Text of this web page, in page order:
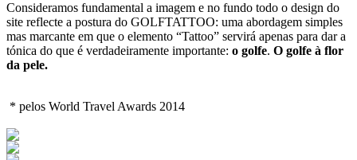
Consideramos fundamental a imagem e no fundo todo o design do
site reflecte a postura do GOLFTATTOO: uma abordagem simples
mas marcante em que o elemento “Tattoo” servirá apenas para dar a
tónica do que é verdadeiramente importante: o golfe. O golfe à flor
da pele.
* pelos World Travel Awards 2014